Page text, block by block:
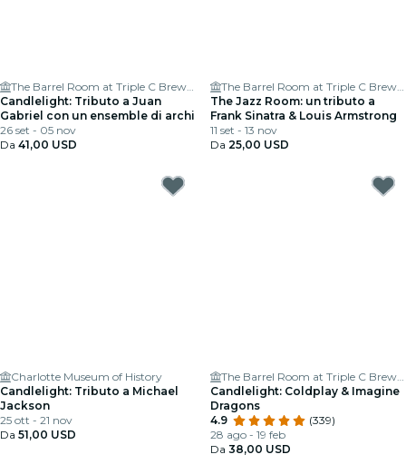
The Barrel Room at Triple C Brewing
Candlelight: Tributo a Juan
Gabriel con un ensemble di archi
26 set - 05 nov
Da 41,00 USD
The Barrel Room at Triple C Brewing
The Jazz Room: un tributo a
Frank Sinatra & Louis Armstrong
11 set - 13 nov
Da 25,00 USD
Charlotte Museum of History
Candlelight: Tributo a Michael
Jackson
25 ott - 21 nov
Da 51,00 USD
The Barrel Room at Triple C Brewing
Candlelight: Coldplay & Imagine
Dragons
4.9
(339)
28 ago - 19 feb
Da 38,00 USD